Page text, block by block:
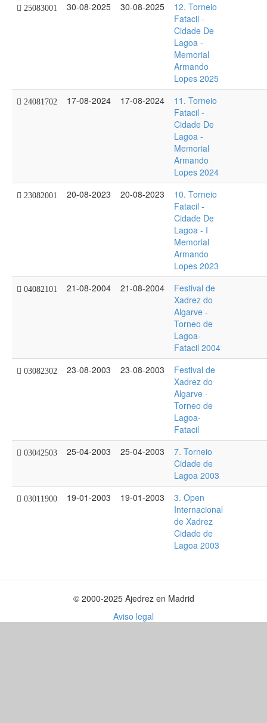
25083001 30-08-2025 30-08-2025
12. Torneio
Fatacil -
Cidade De
Lagoa -
Memorial
Armando
Lopes 2025
24081702 17-08-2024 17-08-2024
11. Torneio
Fatacil -
Cidade De
Lagoa -
Memorial
Armando
Lopes 2024
23082001 20-08-2023 20-08-2023
10. Torneio
Fatacil -
Cidade De
Lagoa - I
Memorial
Armando
Lopes 2023
04082101 21-08-2004 21-08-2004
Festival de
Xadrez do
Algarve -
Torneo de
Lagoa-
Fatacil 2004
03082302 23-08-2003 23-08-2003
Festival de
Xadrez do
Algarve -
Torneo de
Lagoa-
Fatacil
03042503 25-04-2003 25-04-2003
7. Torneio
Cidade de
Lagoa 2003
03011900 19-01-2003 19-01-2003
3. Open
Internacional
de Xadrez
Cidade de
Lagoa 2003
© 2000-2025 Ajedrez en Madrid
Aviso legal